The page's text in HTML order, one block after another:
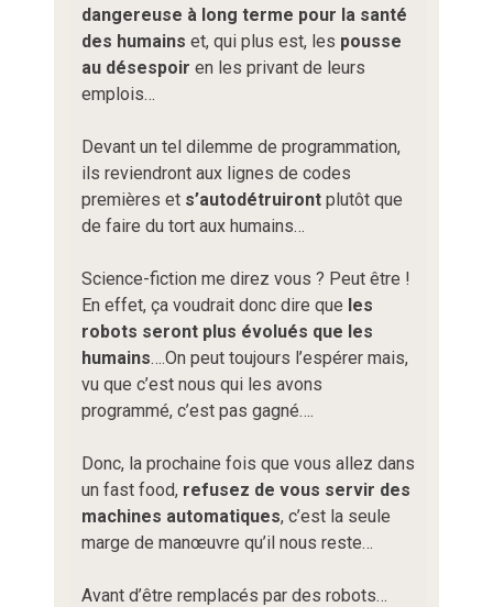
dangereuse à long terme pour la santé
des humains et, qui plus est, les pousse
au désespoir en les privant de leurs
emplois…
Devant un tel dilemme de programmation,
ils reviendront aux lignes de codes
premières et s’autodétruiront plutôt que
de faire du tort aux humains…
Science-fiction me direz vous ? Peut être !
En effet, ça voudrait donc dire que les
robots seront plus évolués que les
humains….On peut toujours l’espérer mais,
vu que c’est nous qui les avons
programmé, c’est pas gagné….
Donc, la prochaine fois que vous allez dans
un fast food, refusez de vous servir des
machines automatiques, c’est la seule
marge de manœuvre qu’il nous reste…
Avant d’être remplacés par des robots…